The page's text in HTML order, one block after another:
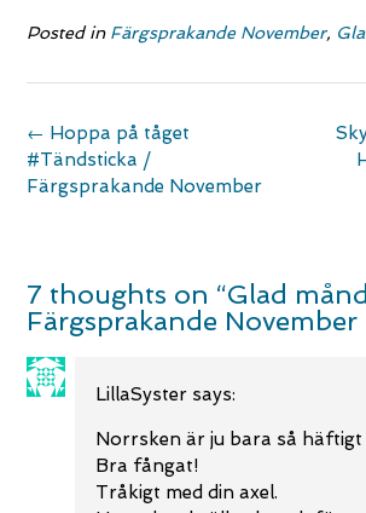
Posted in Färgsprakande November,
Post
navigation
← Hoppa på tåget
#Tändsticka /
Färgsprakande November
7 thoughts on “Glad
Färgsprakande November
LillaSyster says:
Norrsken är ju bara så häftigt
Bra fångat!
Tråkigt med din axel.